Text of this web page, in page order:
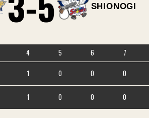
SHIONOGI
4 5 6 7
1 0 0 0
1 0 0 0